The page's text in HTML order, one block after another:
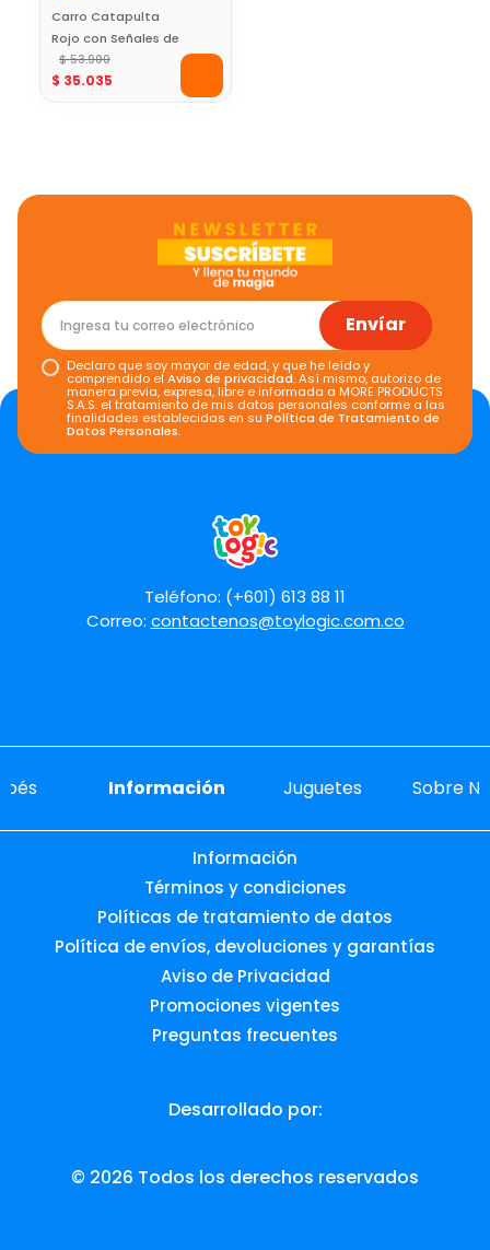
Carro Catapulta
Rojo con Señales de
Tránsito
$ 53.900
$ 35.035
Envíar
Declaro que soy mayor de edad, y que he leído y
comprendido elAviso de privacidad. Así mismo, autorizo de
manera previa, expresa, libre e informada a MORE PRODUCTS
S.A.S. el tratamiento de mis datos personales conforme a las
finalidades establecidas en suPolítica de Tratamiento de
Datos Personales.
Teléfono: (+601) 613 88 11
Correo: contactenos@toylogic.com.co
Información Juguetes Sobre
Información
Términos y condiciones
Políticas de tratamiento de datos
Política de envíos, devoluciones y garantías
Aviso de Privacidad
Promociones vigentes
Preguntas frecuentes
Desarrollado por:
© 2026 Todos los derechos reservados